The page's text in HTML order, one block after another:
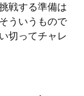
戦する準備は
ういうもので
切ってチャレ